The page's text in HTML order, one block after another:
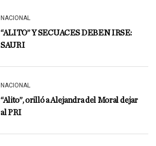
NACIONAL
“ALITO” Y SECUACES DEBEN IRSE:
SAURI
NACIONAL
“Alito”, orilló a Alejandra del Moral dejar
al PRI